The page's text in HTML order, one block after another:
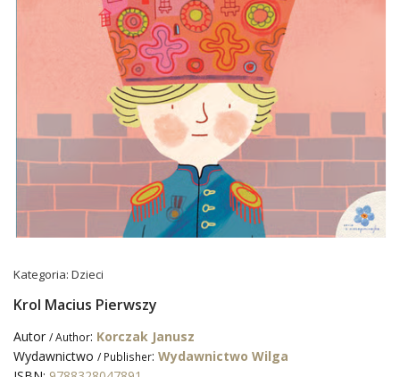
Kategoria: Dzieci
Krol Macius Pierwszy
Autor / Author: Korczak Janusz
Wydawnictwo / Publisher: Wydawnictwo Wilga